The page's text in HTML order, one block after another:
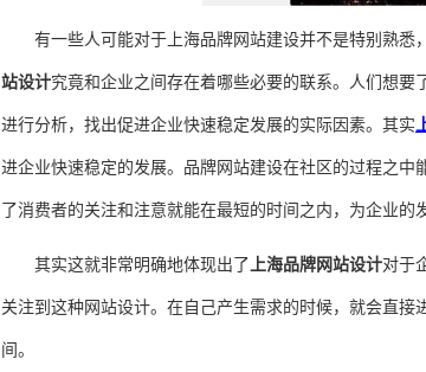
有一些人可能对于上海品牌网站建设并不是特别熟
站设计究竟和企业之间存在着哪些必要的联系。人们想
进行分析，找出促进企业快速稳定发展的实际因素。其实
进企业快速稳定的发展。品牌网站建设在社区的过程之
了消费者的关注和注意就能在最短的时间之内，为企业的
其实这就非常明确地体现出了上海品牌网站设计对于
关注到这种网站设计。在自己产生需求的时候，就会直
间。